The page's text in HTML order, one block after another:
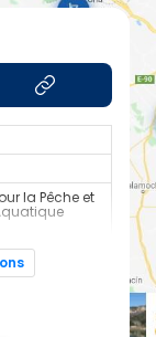
la Pêche et